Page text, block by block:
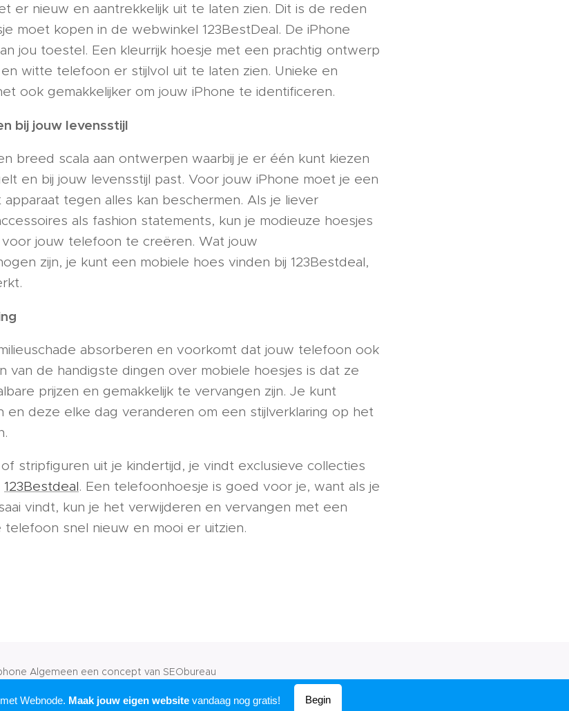
er nieuw en aantrekkelijk uit te laten zien. Dit is de reden
moet kopen in de webwinkel 123BestDeal. De iPhone
jou toestel. Een kleurrijk hoesje met een prachtig ontwerp
witte telefoon er stijlvol uit te laten zien. Unieke en
ook gemakkelijker om jouw iPhone te identificeren.
bij jouw levensstijl
breed scala aan ontwerpen waarbij je er één kunt kiezen
en bij jouw levensstijl past. Voor jouw iPhone moet je een
tegen alles kan beschermen. Als je liever
als fashion statements, kun je modieuze hoesjes
jouw telefoon te creëren. Wat jouw
zijn, je kunt een mobiele hoes vinden bij 123Bestdeal,
absorberen en voorkomt dat jouw telefoon ook
van de handigste dingen over mobiele hoesjes is dat ze
prijzen en gemakkelijk te vervangen zijn. Je kunt
en deze elke dag veranderen om een ​​stijlverklaring op het
stripfiguren uit je kindertijd, je vindt exclusieve collecties
123Bestdeal. Een telefoonhoesje is goed voor je, want als je
vindt, kun je het verwijderen en vervangen met een
telefoon snel nieuw en mooi er uitzien.
Algemeen een concept van SEObureau
Webnode. Maak jouw eigen websitevandaag nog gratis! Begin